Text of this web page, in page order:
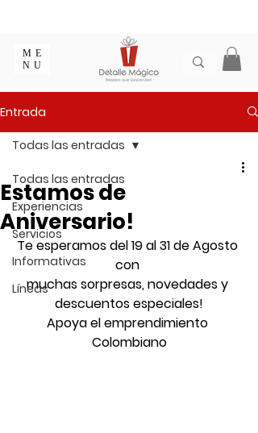
ME
NU
Entrada
Todas las entradas
Experiencias
Servicios
Informativas
Líneas
Todas las entradas
Estamos de
Aniversario!
Te esperamos del 19 al 31 de Agosto
con
muchas sorpresas, novedades y
descuentos especiales!
Apoya el emprendimiento
Colombiano